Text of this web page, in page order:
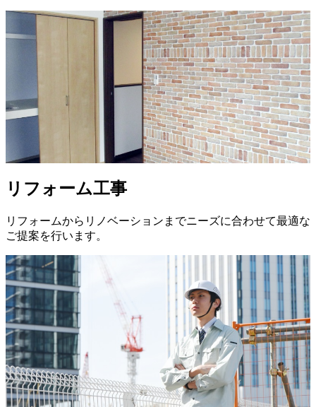
リフォーム工事
リフォームからリノベーションまでニーズに合わせて最適な
ご提案を行います。